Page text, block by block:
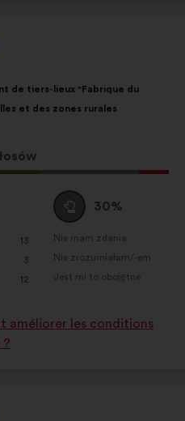
de tiers-lieux "Fabrique du
et des zones rurales
13
3
12
Wstrzymuję
się
:
30%
w
Nie mam zdania
:razy
Nie zrozumiałam/-em
:razy
Jest mi to obojętne
:razy
améliorer les conditions
?